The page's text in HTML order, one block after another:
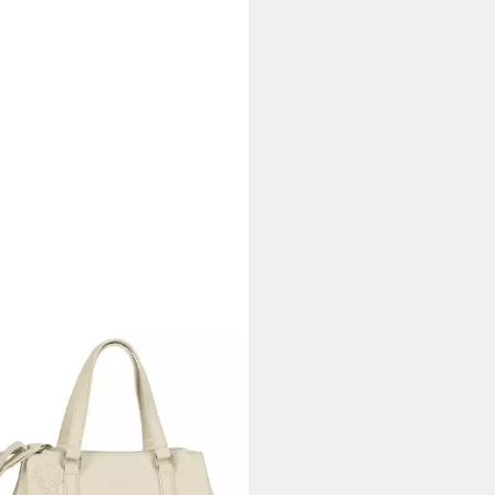
Jovita, mit verspielten 3D-
auf weich genarbtem
€ UVP79,99 €